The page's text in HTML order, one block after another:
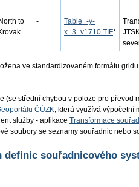
to
-
Table_-y-
x_3_v1710.TIF*
ve standardizovaném formátu
(se střední chybou v poloze pro převod
ČÚZK, která využívá výpočetní
služby - aplikace Transformace
soubory se seznamy souřadnic nebo
definic souřadnicového